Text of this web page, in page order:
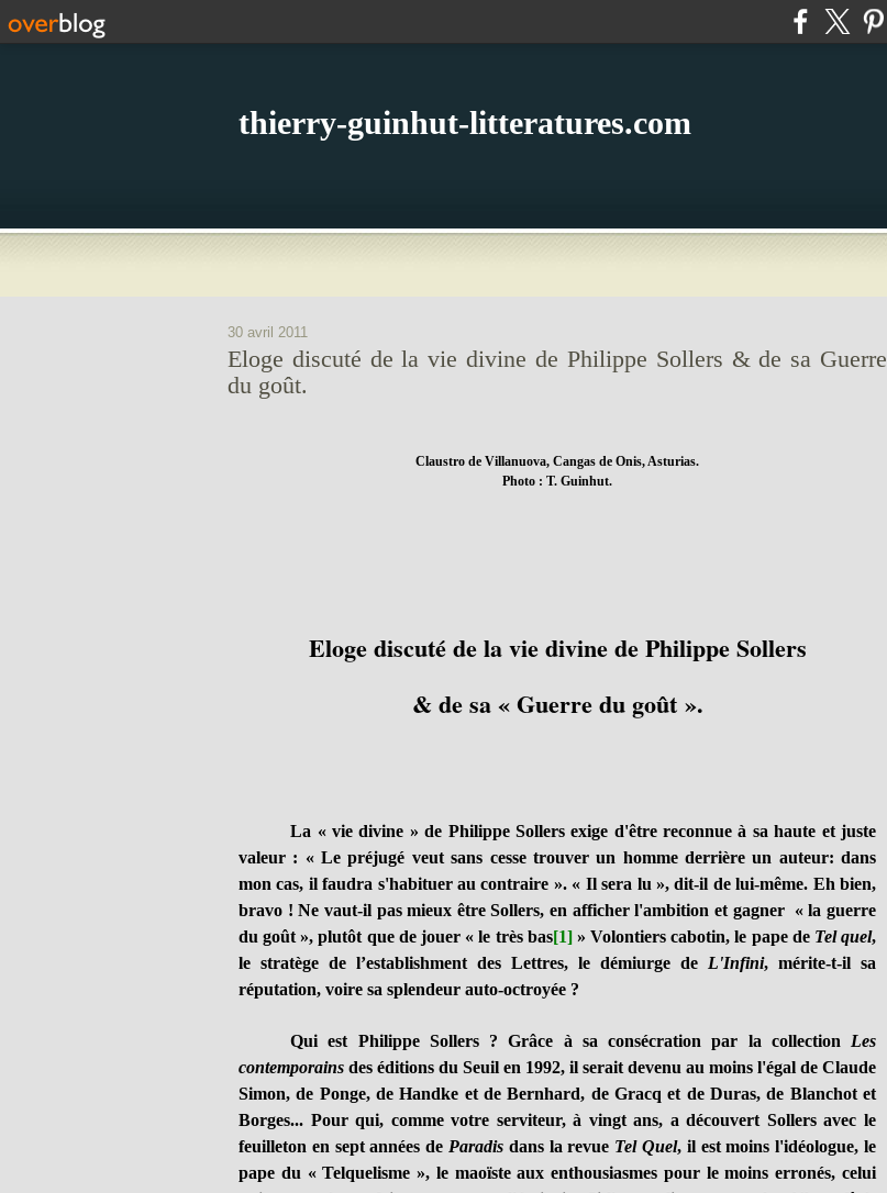
thierry-guinhut-litteratures.com
30 avril 2011
Eloge discuté de la vie divine de Philippe Sollers & de sa Guerre
du goût.
Claustro de Villanuova, Cangas de Onis, Asturias.
Photo : T. Guinhut.
Eloge discuté de la vie divine de Philippe Sollers
& de sa « Guerre du goût ».
La « vie divine » de Philippe Sollers exige d'être reconnue à sa haute et juste
valeur : « Le préjugé veut sans cesse trouver un homme derrière un auteur: dans
mon cas, il faudra s'habituer au contraire ». « Il sera lu », dit-il de lui-même. Eh bien,
bravo ! Ne vaut-il pas mieux être Sollers, en afficher l'ambition et gagner « la guerre
du goût », plutôt que de jouer « le très bas[1] » Volontiers cabotin, le pape de Tel quel,
le stratège de l’establishment des Lettres, le démiurge de L'Infini, mérite-t-il sa
réputation, voire sa splendeur auto-octroyée ?
Qui est Philippe Sollers ? Grâce à sa consécration par la collection Les
contemporains des éditions du Seuil en 1992, il serait devenu au moins l'égal de Claude
Simon, de Ponge, de Handke et de Bernhard, de Gracq et de Duras, de Blanchot et
Borges... Pour qui, comme votre serviteur, à vingt ans, a découvert Sollers avec le
feuilleton en sept années de Paradis dans la revue Tel Quel, il est moins l'idéologue, le
pape du « Telquelisme », le maoïste aux enthousiasmes pour le moins erronés, celui